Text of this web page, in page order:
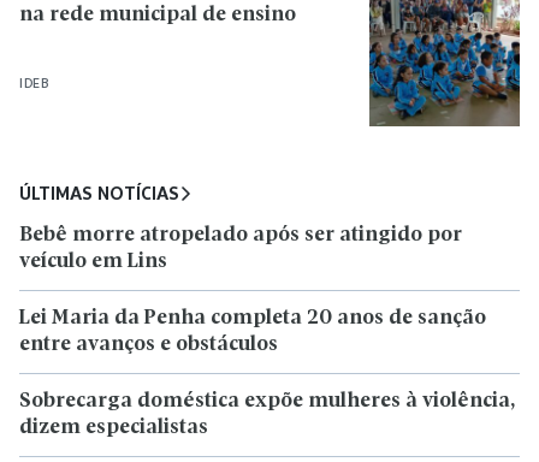
IDEB
na rede municipal de ensino
ÚLTIMAS NOTÍCIAS
Bebê morre atropelado após ser atingido por
veículo em Lins
Lei Maria da Penha completa 20 anos de sanção
entre avanços e obstáculos
Sobrecarga doméstica expõe mulheres à violência,
dizem especialistas